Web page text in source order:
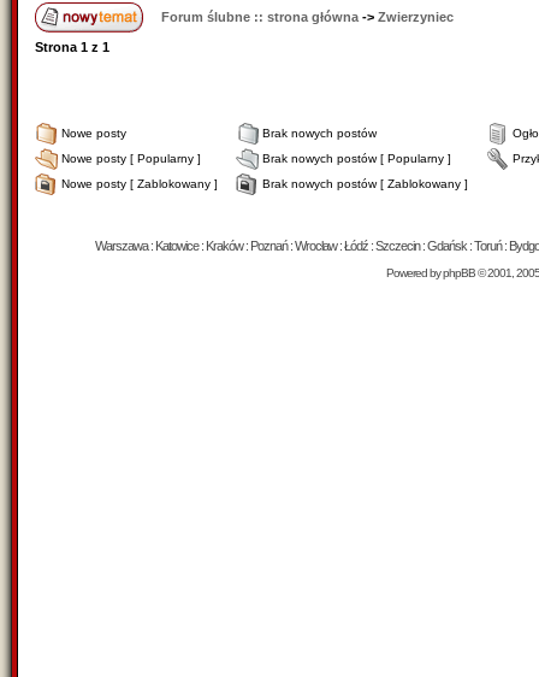
Forum ślubne :: strona główna -> Zwierzyniec
Strona 1 z 1
Nowe posty Brak nowych postów
Nowe posty [ Popularny ]
Brak nowych postów [ Popularny ]
Nowe posty [ Zablokowany ]
Brak nowych postów [ Zablokowany ]
Warszawa : Katowice : Kraków : Poznań : Wrocław : Łódź : Szczecin : Gdańsk : Toruń :
Powered byphpBB© 2001,